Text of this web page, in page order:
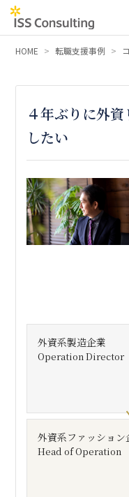
HOME 転職支援事例
４年ぶりに外
したい
外資系製造企業
Operation Director
外資系ファッション
Head of Operation